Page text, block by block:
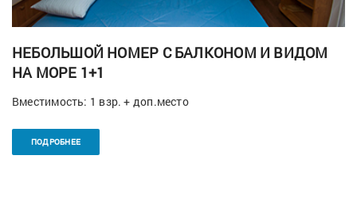
НЕБОЛЬШОЙ НОМЕР С БАЛКОНОМ И ВИДОМ
НА МОРЕ 1+1
Вместимость: 1 взр. + доп.место
ПОДРОБНЕЕ